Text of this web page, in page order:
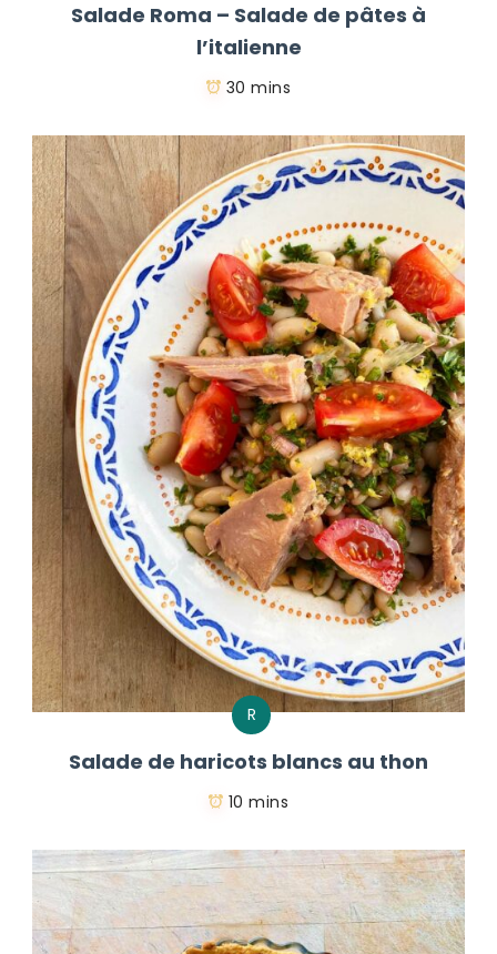
Salade Roma – Salade de pâtes à
l’italienne
30 mins
R
Salade de haricots blancs au thon
10 mins